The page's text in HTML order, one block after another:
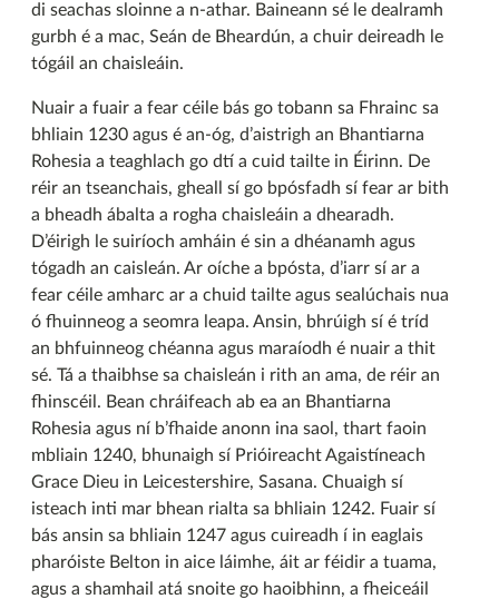
di seachas sloinne a n-athar. Baineann sé le dealramh
gurbh é a mac, Seán de Bheardún, a chuir deireadh le
tógáil an chaisleáin.
Nuair a fuair a fear céile bás go tobann sa Fhrainc sa
bhliain 1230 agus é an-óg, d’aistrigh an Bhantiarna
Rohesia a teaghlach go dtí a cuid tailte in Éirinn. De
réir an tseanchais, gheall sí go bpósfadh sí fear ar bith
a bheadh ábalta a rogha chaisleáin a dhearadh.
D’éirigh le suiríoch amháin é sin a dhéanamh agus
tógadh an caisleán. Ar oíche a bpósta, d’iarr sí ar a
fear céile amharc ar a chuid tailte agus sealúchais nua
ó fhuinneog a seomra leapa. Ansin, bhrúigh sí é tríd
an bhfuinneog chéanna agus maraíodh é nuair a thit
sé. Tá a thaibhse sa chaisleán i rith an ama, de réir an
fhinscéil. Bean chráifeach ab ea an Bhantiarna
Rohesia agus ní b’fhaide anonn ina saol, thart faoin
mbliain 1240, bhunaigh sí Prióireacht Agaistíneach
Grace Dieu in Leicestershire, Sasana. Chuaigh sí
isteach inti mar bhean rialta sa bhliain 1242. Fuair sí
bás ansin sa bhliain 1247 agus cuireadh í in eaglais
pharóiste Belton in aice láimhe, áit ar féidir a tuama,
agus a shamhail atá snoite go haoibhinn, a fheiceáil